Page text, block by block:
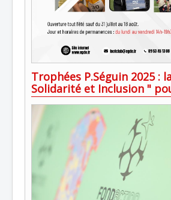
Trophées P.Séguin 2025 :
Solidarité et Inclusion "